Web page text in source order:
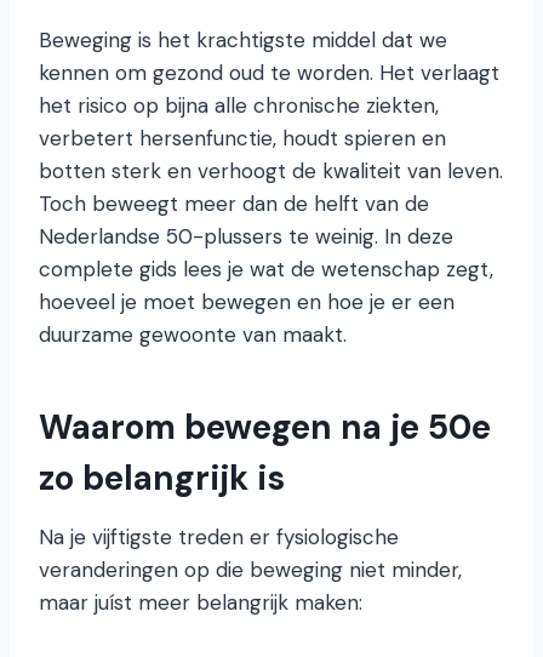
Beweging is het krachtigste middel dat we
kennen om gezond oud te worden. Het verlaagt
het risico op bijna alle chronische ziekten,
verbetert hersenfunctie, houdt spieren en
botten sterk en verhoogt de kwaliteit van leven.
Toch beweegt meer dan de helft van de
Nederlandse 50-plussers te weinig. In deze
complete gids lees je wat de wetenschap zegt,
hoeveel je moet bewegen en hoe je er een
duurzame gewoonte van maakt.
Waarom bewegen na je 50e
zo belangrijk is
Na je vijftigste treden er fysiologische
veranderingen op die beweging niet minder,
maar juíst meer belangrijk maken: